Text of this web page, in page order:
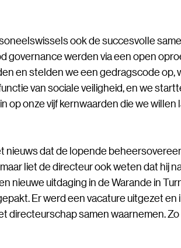
ook de succesvolle
governance werden via een open
en stelden we een gedragscode op,
van sociale veiligheid, en we
op onze vijf kernwaarden die we
nieuws dat de lopende
liet de directeur ook weten dat hij
nieuwe uitdaging in de Warande in
Er werd een vacature uitgezet en
directeurschap samen waarnemen.